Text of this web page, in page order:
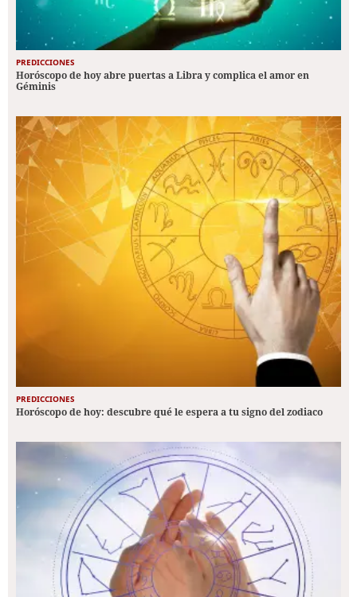
PREDICCIONES
Horóscopo de hoy abre puertas a Libra y complica el amor en
Géminis
PREDICCIONES
Horóscopo de hoy: descubre qué le espera a tu signo del zodiaco